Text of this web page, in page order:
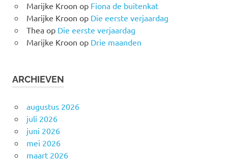
Marijke Kroon op Fiona de buitenkat
Marijke Kroon op Die eerste verjaardag
Theaop Die eerste verjaardag
Marijke Kroon op Drie maanden
ARCHIEVEN
augustus 2026
juli 2026
juni 2026
mei 2026
maart 2026